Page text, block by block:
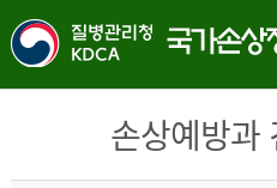
손상예방과